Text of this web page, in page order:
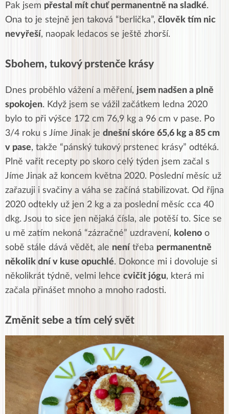
Pak jsem přestal mít chuť permanentně na sladké.
Ona to je stejně jen taková “berlička”, člověk tím nic
nevyřeší, naopak ledacos se ještě zhorší.
Sbohem, tukový prstenče krásy
Dnes proběhlo vážení a měření, jsem nadšen a plně
spokojen. Když jsem se vážil začátkem ledna 2020
bylo to při výšce 172 cm 76,9 kg a 96 cm v pase. Po
3/4 roku s Jíme Jinak je dnešní skóre 65,6 kg a 85 cm
v pase, takže “pánský tukový prstenec krásy” odtéká.
Plně vařit recepty po skoro celý týden jsem začal s
Jíme Jinak až koncem května 2020. Poslední měsíc už
zařazuji i svačiny a váha se začíná stabilizovat. Od října
2020 odtekly už jen 2 kg a za poslední měsíc cca 40
dkg. Jsou to sice jen nějaká čísla, ale potěší to. Sice se
u mě zatím nekoná “zázračné” uzdravení, koleno o
sobě stále dává vědět, ale není třeba permanentně
několik dní v kuse opuchlé. Dokonce mi i dovoluje si
několikrát týdně, velmi lehce cvičit jógu, která mi
začala přinášet mnoho a mnoho radosti.
Změnit sebe a tím celý svět